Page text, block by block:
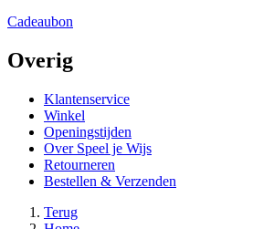
Cadeaubon
Overig
Klantenservice
Winkel
Openingstijden
Over Speel je Wijs
Retourneren
Bestellen & Verzenden
Terug